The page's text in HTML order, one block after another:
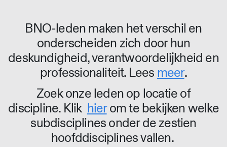
BNO-leden maken het verschil en
onderscheiden zich door hun
deskundigheid, verantwoordelijkheid en
professionaliteit. Lees meer.
Zoek onze leden op locatie of
discipline. Klik hierom te bekijken welke
subdisciplines onder de zestien
hoofddisciplines vallen.